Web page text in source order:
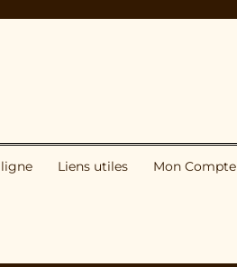
Liens utiles Mon Compte